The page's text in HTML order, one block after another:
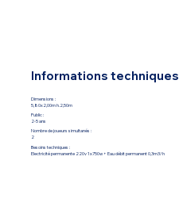
Informations techniques
Dimensions :
5,80x2,00m h.2,50m
Public :
2-5 ans
Nombre de joueurs simultanés :
2
Besoins techniques :
Electricité permanente 220v 1x750w + Eau débit permanent 0,3m3/h